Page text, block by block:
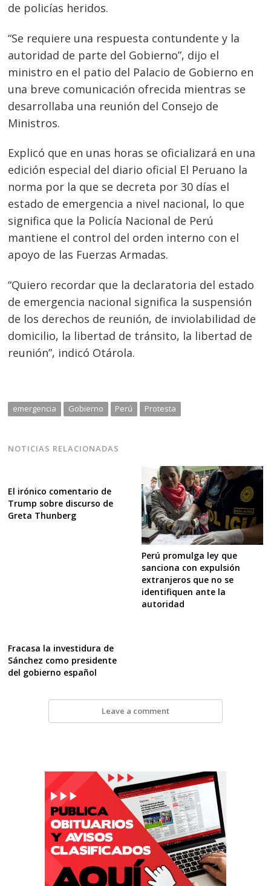
de policías heridos.
“Se requiere una respuesta contundente y la
autoridad de parte del Gobierno”, dijo el
ministro en el patio del Palacio de Gobierno en
una breve comunicación ofrecida mientras se
desarrollaba una reunión del Consejo de
Ministros.
Explicó que en unas horas se oficializará en una
edición especial del diario oficial El Peruano la
norma por la que se decreta por 30 días el
estado de emergencia a nivel nacional, lo que
significa que la Policía Nacional de Perú
mantiene el control del orden interno con el
apoyo de las Fuerzas Armadas.
“Quiero recordar que la declaratoria del estado
de emergencia nacional significa la suspensión
de los derechos de reunión, de inviolabilidad de
domicilio, la libertad de tránsito, la libertad de
reunión”, indicó Otárola.
emergencia Gobierno Perú Protesta
NOTICIAS RELACIONADAS
El irónico comentario de
Trump sobre discurso de
Greta Thunberg
Perú promulga ley que
sanciona con expulsión
extranjeros que no se
identifiquen ante la
autoridad
Fracasa la investidura de
Sánchez como presidente
del gobierno español
Leave a comment
Navegación
entradas